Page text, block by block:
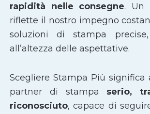
rapidità nelle consegne. Un
riflette il nostro impegno
soluzioni di stampa
all’altezza delle aspettative.
Scegliere Stampa Più significa
partner di stampa serio,
riconosciuto, capace di